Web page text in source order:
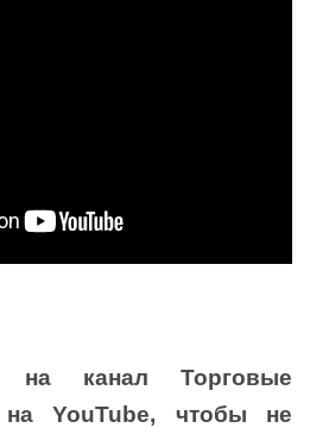
на канал Торговые
YouTube, чтобы не